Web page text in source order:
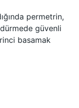
permetrin,
güvenli
basamak